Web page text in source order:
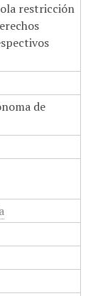
restricción
de